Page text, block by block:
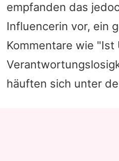
empfanden das
Influencerin vor, ein
Kommentare wie
häuften sich unter